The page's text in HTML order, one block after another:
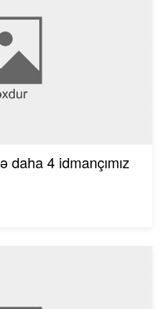
daha 4 idmançımız